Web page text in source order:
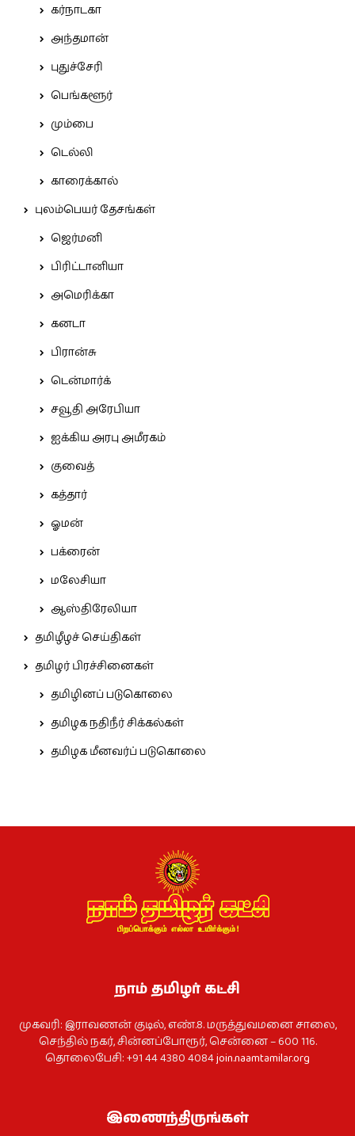
கர்நாடகா
அந்தமான்
புதுச்சேரி
பெங்களூர்
மும்பை
டெல்லி
காரைக்கால்
புலம்பெயர் தேசங்கள்
ஜெர்மனி
பிரிட்டானியா
அமெரிக்கா
கனடா
பிரான்சு
டென்மார்க்
சவூதி அரேபியா
ஐக்கிய அரபு அமீரகம்
குவைத்
கத்தார்
ஓமன்
பக்ரைன்
மலேசியா
ஆஸ்திரேலியா
தமிழீழச் செய்திகள்
தமிழர் பிரச்சினைகள்
தமிழினப் படுகொலை
தமிழக நதிநீர் சிக்கல்கள்
தமிழக மீனவர்ப் படுகொலை
நாம் தமிழர் கட்சி
முகவரி: இராவணன் குடில், எண்.8. மருத்துவமனை சாலை,
செந்தில் நகர், சின்னப்போரூர், சென்னை – 600 116.
தொலைபேசி: +91 44 4380 4084join.naamtamilar.org
இணைந்திருங்கள்